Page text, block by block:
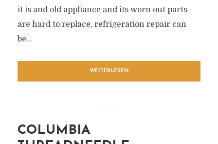
it is and old appliance and its worn out parts
are hard to replace, refrigeration repair can
be...
WEITERLESEN
COLUMBIA